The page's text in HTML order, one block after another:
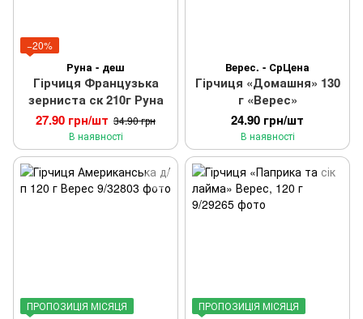
−20%
Руна - деш
Гірчиця Французька
зерниста ск 210г Руна
27.90 грн/шт 34.90 грн
В наявності
Верес. - СрЦена
Гірчиця «Домашня» 130
г «Верес»
24.90 грн/шт
В наявності
ПРОПОЗИЦІЯ МІСЯЦЯ ПРОПОЗИЦІЯ МІСЯЦЯ